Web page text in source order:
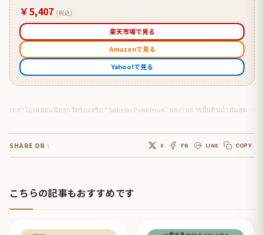
￥5,407 (税込)
楽天市場で見る
Amazonで見る
Yahoo!で見る
เหล่าโปเกม่อนน้อยกรีดร้องหรือ “Sakebu Pokemon” ผลงานการปั้นดินน้ำมันสุดคิวท์จากคุณ @okihasA
SHARE ON : X FB LINE COPY
こちらの記事もおすすめです